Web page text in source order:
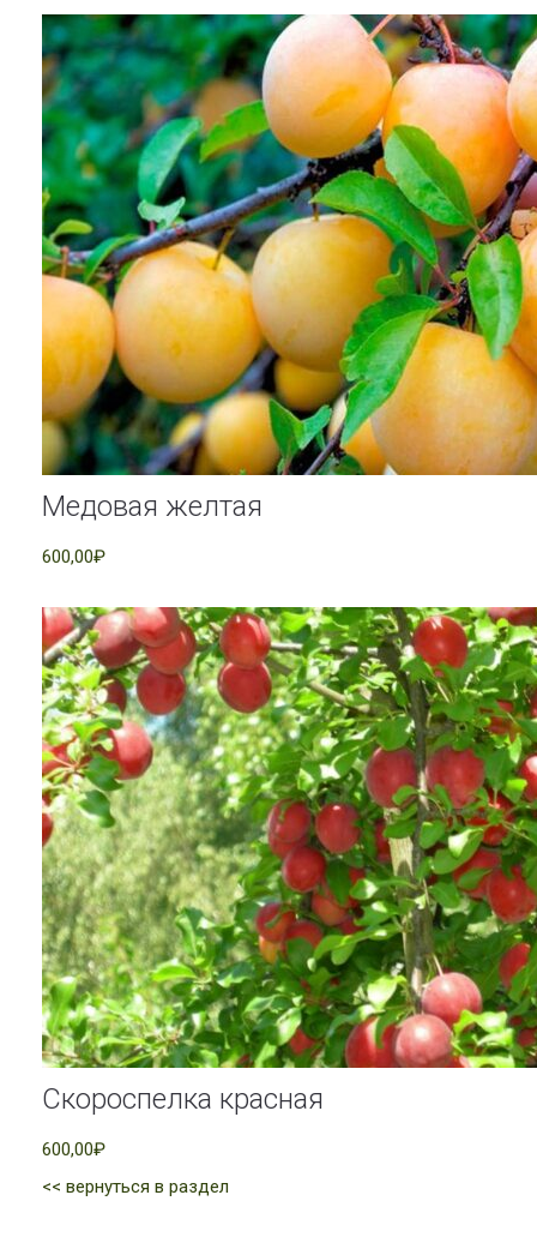
Медовая желтая
600,00₽
Скороспелка красная
600,00₽
<< вернуться в раздел